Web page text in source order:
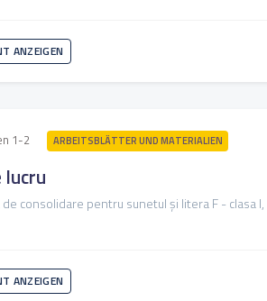
ANZEIGEN
1-2 ARBEITSBLÄTTER UND MATERIALIEN
lucru
consolidare pentru sunetul și litera F - clasa I,
ANZEIGEN